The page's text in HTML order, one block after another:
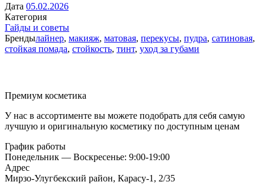
Дата 05.02.2026
Категория
Гайды и советы
Брендылайнер, макияж, матовая, перекусы, пудра, сатиновая,
стойкая помада, стойкость, тинт, уход за губами
Премиум косметика
У нас в ассортименте вы можете подобрать для себя самую
лучшую и оригинальную косметику по доступным ценам
График работы
Понедельник — Воскресенье: 9:00-19:00
Адрес
Мирзо-Улугбекский район, Карасу-1, 2/35